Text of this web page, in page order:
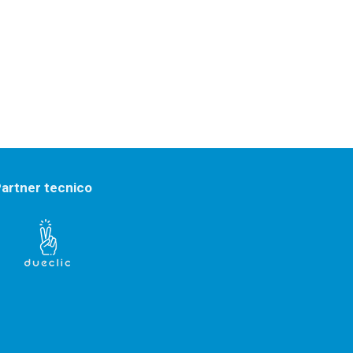
tecnico